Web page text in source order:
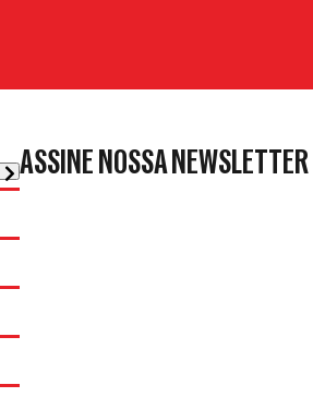
ASSINE NOSSA NEWSLETTER